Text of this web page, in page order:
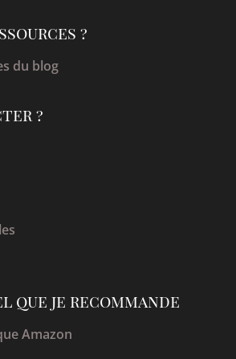
?
du blog
?
que je recommande
Amazon